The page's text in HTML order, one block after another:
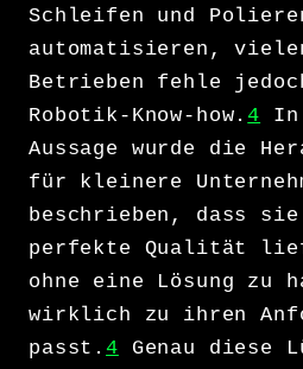
Schleifen und
automatisieren,
Betrieben fehle
Robotik-Know-how.4 In
Aussage wurde die
für kleinere
beschrieben, dass
perfekte Qualität
ohne eine Lösung zu
wirklich zu ihren
passt.4 Genau diese